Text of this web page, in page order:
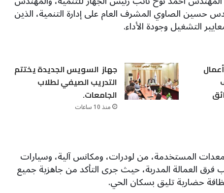
حسين الصاوي المشرف العام على إدارة التنمية، الذين
التشغيل وجودة الأداء.
جهاز السويس الجديدة يختتم
التدريب الصيفي لطلاب
الجامعات.
منذ 10 ساعات
المستخدمة، من لودرات، ومكانس آلية، وسيارات
العمالة المدربة، حيث جرى التأكد من جاهزية جميع
حضارية تليق بسكان الحي.